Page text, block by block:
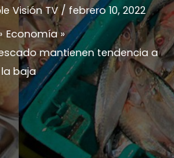
Visión TV / febrero 10, 2022
Economía
mantienen tendencia a
la baja